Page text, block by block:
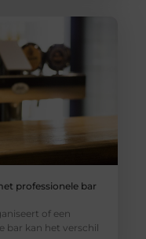
professionele bar
of een
bar kan het verschil